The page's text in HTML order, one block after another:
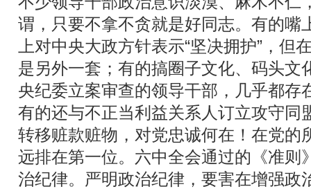
谓，只要不拿不贪就是好同志。有的嘴
上对中央大政方针表示“坚决拥护”，但
是另外一套；有的搞圈子文化、码头文
央纪委立案审查的领导干部，几乎都存
有的还与不正当利益关系人订立攻守同
转移赃款赃物，对党忠诚何在！在党的
远排在第一位。六中全会通过的《准则
治纪律。严明政治纪律，要害在增强政